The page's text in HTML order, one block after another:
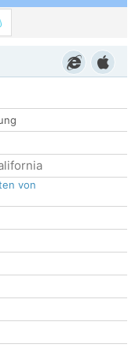
von